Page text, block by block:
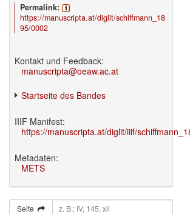
Permalink:
https://manuscripta.at/diglit/schiffmann_18
95/0002
Kontakt und Feedback:
manuscripta@oeaw.ac.at
Startseite des Bandes
IIIF Manifest:
https://manuscripta.at/diglit/iiif/
Metadaten:
METS
Seite